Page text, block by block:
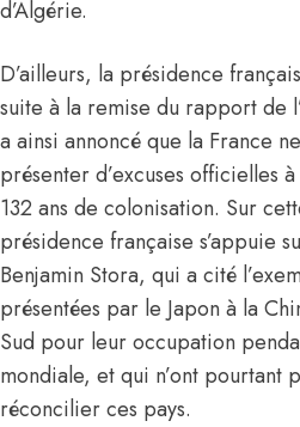
d’Algérie.
D’ailleurs, la présidence
suite à la remise du rapport de
a ainsi annoncé que la France
présenter d’excuses officielles à
132 ans de colonisation. Sur
présidence française s’appuie
Benjamin Stora, qui a cité
présentées par le Japon à la
Sud pour leur occupation
mondiale, et qui n’ont pourtant
réconcilier ces pays.